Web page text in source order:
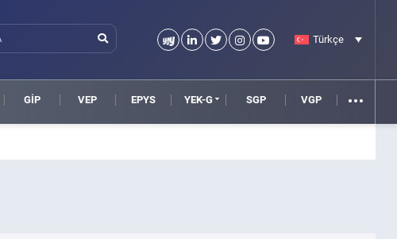
Türkçe
GİP VEP EPYS YEK-G SGP VGP